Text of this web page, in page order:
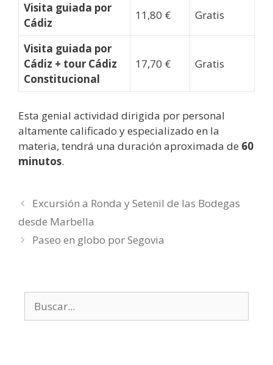
Visita guiada por
Cádiz
11,80 € Gratis
Visita guiada por
Cádiz + tour Cádiz
Constitucional
17,70 € Gratis
Esta genial actividad dirigida por personal
altamente calificado y especializado en la
materia, tendrá una duración aproximada de 60
minutos.
Excursión a Ronda y Setenil de las Bodegas
desde Marbella
Paseo en globo por Segovia